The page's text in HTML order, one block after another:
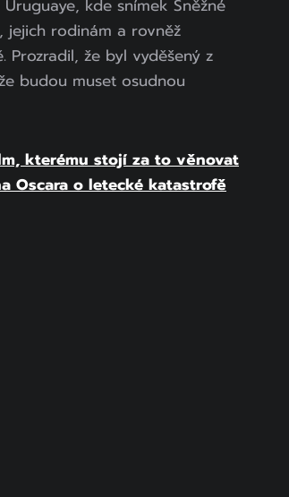
kde snímek Sněžné
jejich rodinám a rovněž
Prozradil, že byl vyděšený z
budou muset osudnou
kterému stojí za to věnovat
Oscara o letecké katastrofě